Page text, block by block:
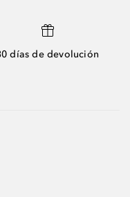
días de devolución